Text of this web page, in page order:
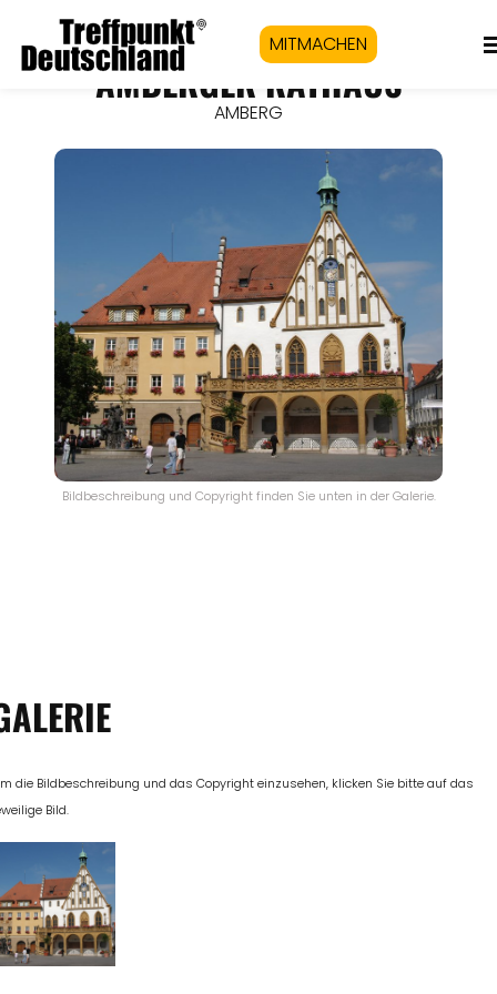
MITMACHEN
AMBERGER RATHAUS
AMBERG
Bildbeschreibung und Copyright finden Sie unten in der Galerie.
die Bildbeschreibung und das Copyright einzusehen, klicken Sie bitte auf das
Bild.